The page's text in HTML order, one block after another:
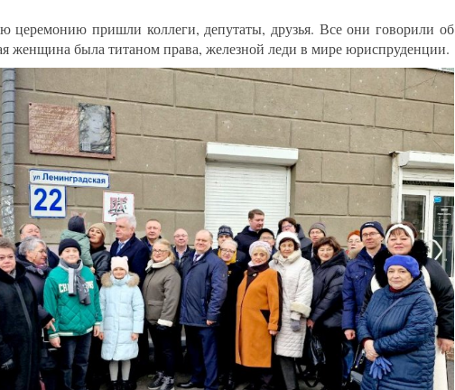
церемонию пришли коллеги, депутаты, друзья. Все они говорили об
женщина была титаном права, железной леди в мире юриспруденции.